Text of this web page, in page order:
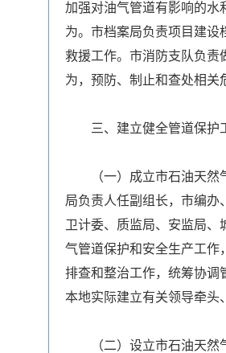
加强对油气管道有影响的水
为。市档案局负责项目建设
救援工作。市消防支队负责
为，预防、制止和查处相关
三、建立健全管道保护
（一）成立市石油天然气
局负责人任副组长，市编办
卫计委、质监局、安监局、
气管道保护和安全生产工作
排查和整治工作，统筹协调
本地实际建立有关领导牵头
（二）设立市石油天然气